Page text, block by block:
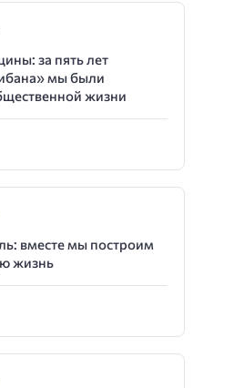
за пять лет
мы были
жизни
вместе мы построим
жизнь